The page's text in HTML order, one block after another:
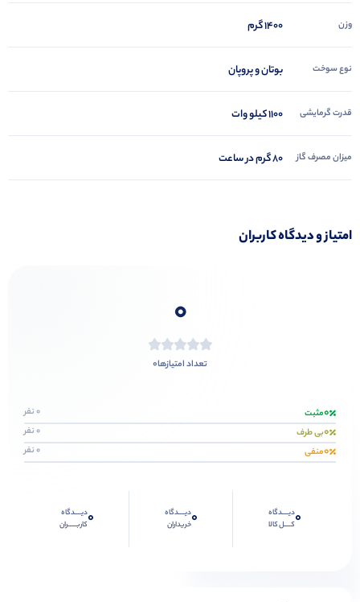
وزن 1400 گرم
نوع سوخت بوتان و پروپان
قدرت گرمایشی 1100 کیلو وات
میزان مصرف گاز 80 گرم در ساعت
امتیاز و دیدگاه کاربران
0
تعداد امتیازها0
0مثبت 0 نفر
0بی طرف 0 نفر
0منفی 0 نفر
0دیــــدگاه
کــــل کالا
0دیــــدگاه
خریداران
0دیــــدگاه
کاربـــــران